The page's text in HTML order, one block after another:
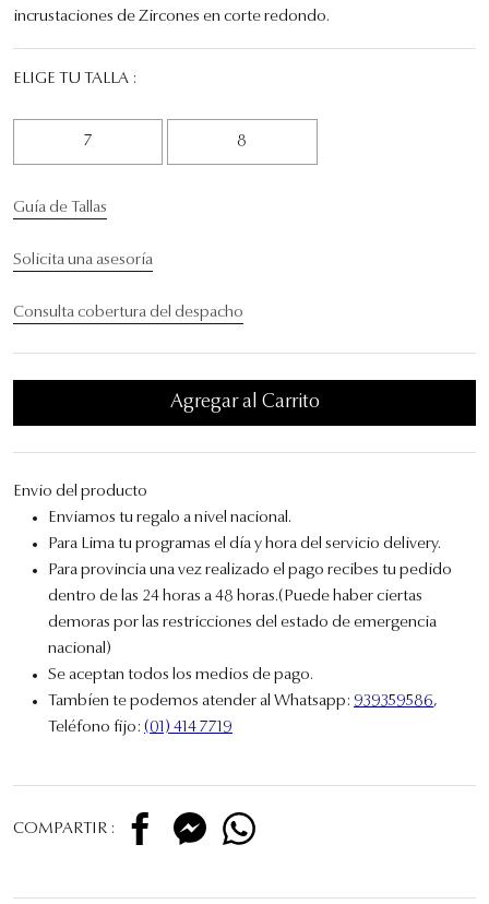
incrustaciones de Zircones en corte redondo.
ELIGE TU TALLA :
7 8
Guía de Tallas
Solicita una asesoría
Consulta cobertura del despacho
Agregar al Carrito
Envio del producto
Enviamos tu regalo a nivel nacional.
Para Lima tu programas el día y hora del servicio delivery.
Para provincia una vez realizado el pago recibes tu pedido
dentro de las 24 horas a 48 horas.(Puede haber ciertas
demoras por las restricciones del estado de emergencia
nacional)
Se aceptan todos los medios de pago.
Tambíen te podemos atender al Whatsapp: 939359586,
Teléfono fijo: (01) 414 7719
COMPARTIR :